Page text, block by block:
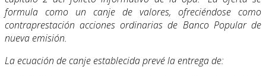
formula como un canje de valores, ofreciéndose como
contraprestación acciones ordinarias de Banco Popular de
nueva emisión.
La ecuación de canje establecida prevé la entrega de: